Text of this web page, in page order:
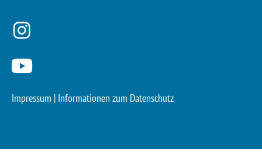
Impressum | Informationen zum Datenschutz